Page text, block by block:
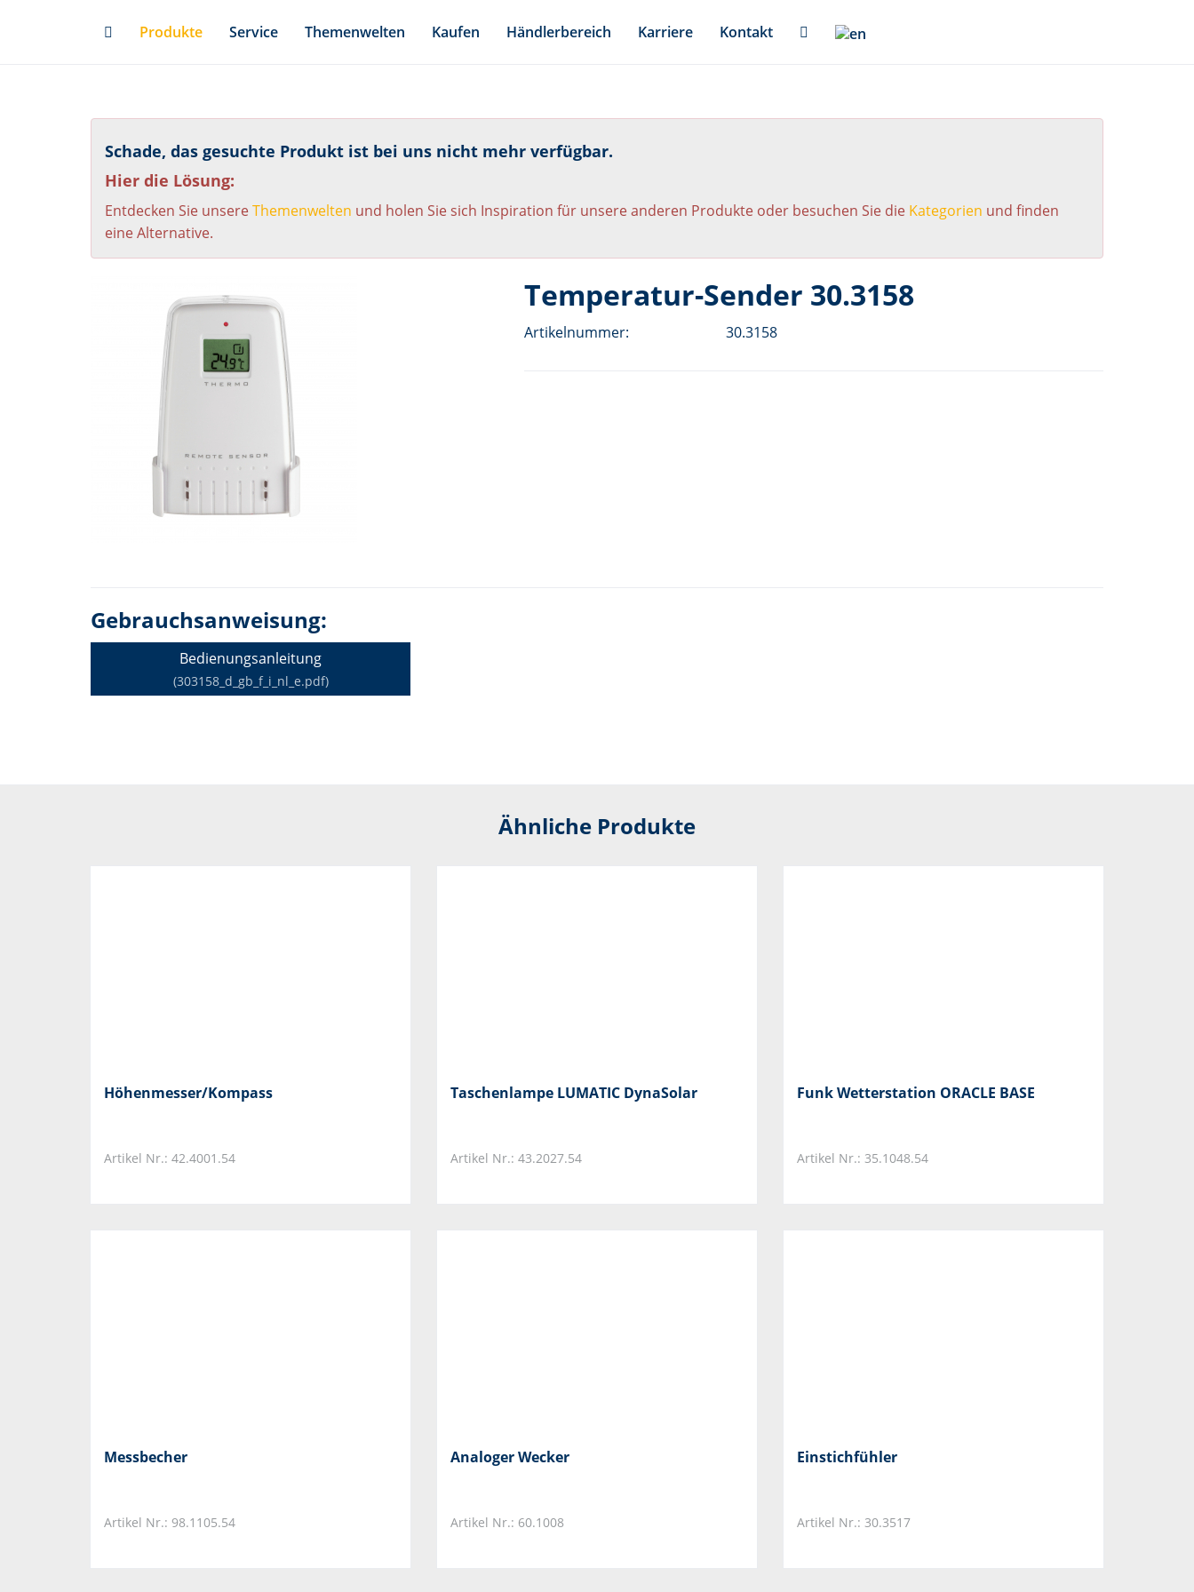
Produkte Service Themenwelten Kaufen Händlerbereich Karriere Kontakt
Schade, das gesuchte Produkt ist bei uns nicht mehr verfügbar.
Hier die Lösung:
Entdecken Sie unsereThemenwelten und holen Sie sich Inspiration für unsere anderen Produkte oder besuchen Sie die Kategorien und finden
eine Alternative.
Temperatur-Sender 30.3158
Artikelnummer: 30.3158
Gebrauchsanweisung:
Bedienungsanleitung
(303158_d_gb_f_i_nl_e.pdf)
Ähnliche Produkte
Höhenmesser/Kompass
Artikel Nr.: 42.4001.54
Taschenlampe LUMATIC DynaSolar
Artikel Nr.: 43.2027.54
Funk Wetterstation ORACLE BASE
Artikel Nr.: 35.1048.54
Messbecher
Artikel Nr.: 98.1105.54
Analoger Wecker
Artikel Nr.: 60.1008
Einstichfühler
Artikel Nr.: 30.3517